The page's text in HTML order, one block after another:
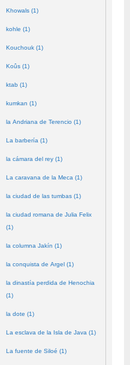
Khowals (1)
kohle (1)
Kouchouk (1)
Koûs (1)
ktab (1)
kumkan (1)
la Andriana de Terencio (1)
La barbería (1)
la cámara del rey (1)
La caravana de la Meca (1)
la ciudad de las tumbas (1)
la ciudad romana de Julia Felix
(1)
la columna Jakín (1)
la conquista de Argel (1)
la dinastía perdida de Henochia
(1)
la dote (1)
La esclava de la Isla de Java (1)
La fuente de Siloé (1)